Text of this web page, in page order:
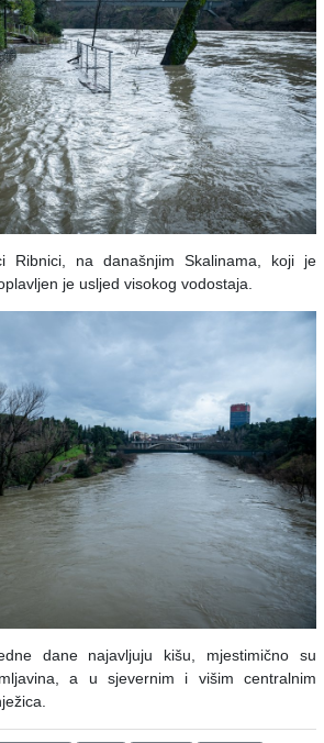
Ribnici, na današnjim Skalinama, koji je
je usljed visokog vodostaja.
dane najavljuju kišu, mjestimično su
a u sjevernim i višim centralnim